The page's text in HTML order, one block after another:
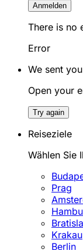
Anmelden
There is no
Error
We sent
Open your
Try again
Reiseziele
Wählen Sie
Prag
Krakau
Berlin